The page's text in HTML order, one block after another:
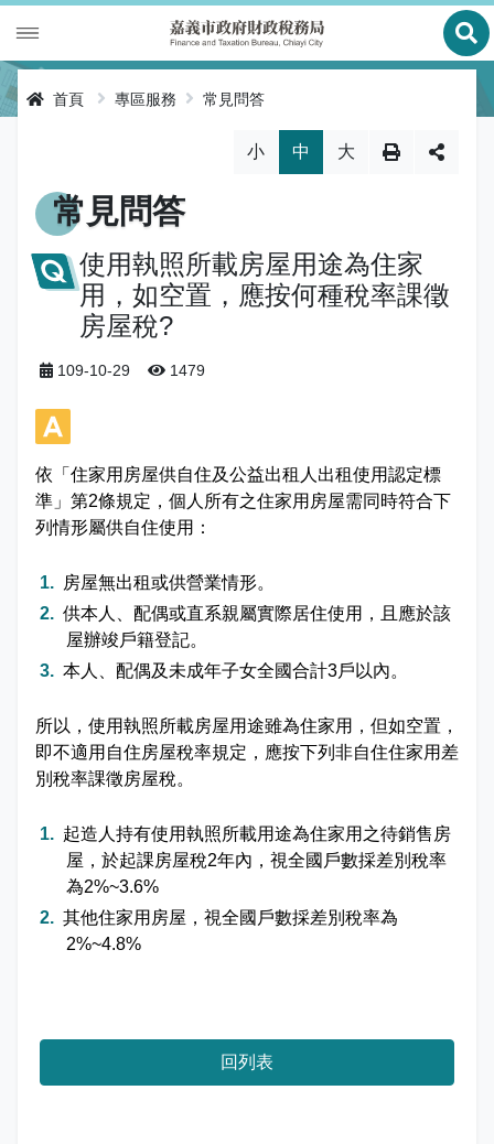
展
財金及菸酒管理
房屋稅
土地增值稅
娛樂稅
稅務行事曆
線上申辦
申辦進度查詢及補件
書表下載
便民服務
節稅健檢
繳納證明
稅籍異動即時通
公告資訊
政府資訊公開專區
有獎徵答
最新債務訊息
宣導專區
發票專區
嘉義市政府資料開放平台
招標公告
不動產移轉專區
行政救濟專區
檔案應用園地
個人資料保護專區
常見問答
廉政園地
會計園地
人事園地
地方稅稽徵機關
首長簡介
經營理念
組織職掌
聯絡資訊
交通資訊
辦公室平面圖
本局優良事蹟
績優人員
網站導覽
首長信箱
首頁 專區服務 常見問答
小 中 大
常見問答
使用執照所載房屋用途為住家
用，如空置，應按何種稅率課徵
房屋稅?
109-10-29 1479
依「住家用房屋供自住及公益出租人出租使用認定標
準」第2條規定，個人所有之住家用房屋需同時符合下
列情形屬供自住使用：
房屋無出租或供營業情形。
供本人、配偶或直系親屬實際居住使用，且應於該
屋辦竣戶籍登記。
本人、配偶及未成年子女全國合計3戶以內。
所以，使用執照所載房屋用途雖為住家用，但如空置，
即不適用自住房屋稅率規定，應按下列非自住住家用差
別稅率課徵房屋稅。
起造人持有使用執照所載用途為住家用之待銷售房
屋，於起課房屋稅2年內，視全國戶數採差別稅率
為2%~3.6%
其他住家用房屋，視全國戶數採差別稅率為
2%~4.8%
回列表